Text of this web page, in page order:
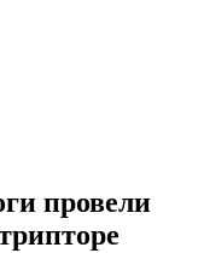
провели